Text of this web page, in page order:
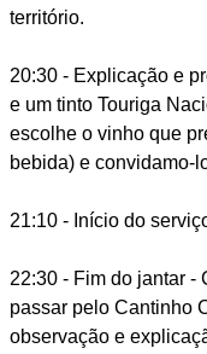
território.
20:30 - Explicação e
e um tinto Touriga
escolhe o vinho que
bebida) e convidamo-
21:10 - Início do
22:30 - Fim do jantar -
passar pelo Cantinho
observação e